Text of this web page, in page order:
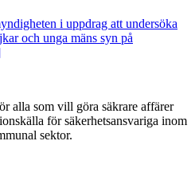
i uppdrag att undersöka
och unga mäns syn på
alla som vill göra säkrare affärer
för säkerhets­ansvariga inom
sektor.